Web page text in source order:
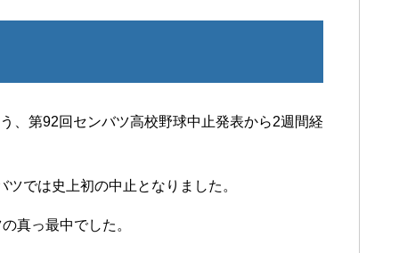
、第92回センバツ高校野球中止発表から2週間経
では史上初の中止となりました。
真っ最中でした。